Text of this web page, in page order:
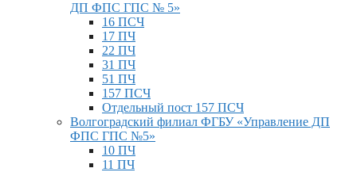
ДП ФПС ГПС № 5»
16 ПСЧ
17 ПЧ
22 ПЧ
31 ПЧ
51 ПЧ
157 ПСЧ
Отдельный пост 157 ПСЧ
Волгоградский филиал ФГБУ «Управление ДП
ФПС ГПС №5»
10 ПЧ
11 ПЧ